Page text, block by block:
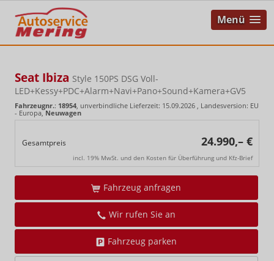
Menü
Seat Ibiza Style 150PS DSG Voll-
LED+Kessy+PDC+Alarm+Navi+Pano+Sound+Kamera+GV5
Fahrzeugnr.: 18954, unverbindliche Lieferzeit: 15.09.2026 , Landesversion: EU
- Europa,Neuwagen
Gesamtpreis 24.990,– €
incl. 19% MwSt. und den Kosten für Überführung und Kfz-Brief
Fahrzeug anfragen
Wir rufen Sie an
Fahrzeug parken